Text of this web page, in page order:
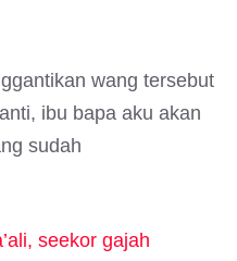
wang tersebut
ibu bapa aku akan
sudah
seekor gajah